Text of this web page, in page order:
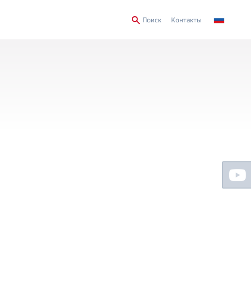
ПоискSecondary
Контакты
Floating